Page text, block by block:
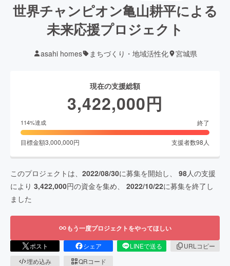
世界チャンピオン亀山耕平による
未来応援プロジェクト
asahi homes まちづくり・地域活性化 宮城県
現在の支援総額
3,422,000円
114%達成 終了
目標金額3,000,000円 支援者数98 人
このプロジェクトは、 2022/08/30に募集を開始し、 98人の支援
により 3,422,000円の資金を集め、 2022/10/22に募集を終了し
ました
もう一度プロジェクトをやってほしい
ポスト シェア LINEで送る
URLコピー
埋め込み
QRコード